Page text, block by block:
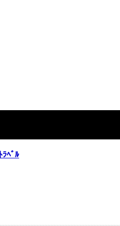
ﾗﾍﾞﾙ